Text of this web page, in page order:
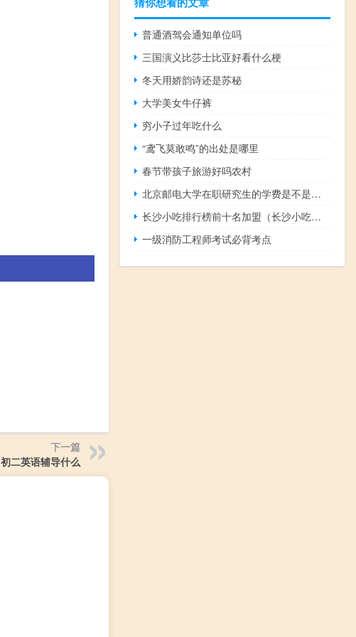
下一篇
初二英语辅导什么
普通酒驾会通知单位吗
三国演义比莎士比亚好看什么梗
冬天用娇韵诗还是苏秘
大学美女牛仔裤
穷小子过年吃什么
“鸢飞莫敢鸣”的出处是哪里
春节带孩子旅游好吗农村
北京邮电大学在职研究生的学费是不是很高
长沙小吃排行榜前十名加盟（长沙小吃排行榜）
一级消防工程师考试必背考点